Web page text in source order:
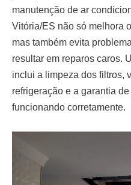
manutenção de ar
Vitória/ES não só melhora
mas também evita
resultar em reparos caros.
inclui a limpeza dos filtros,
refrigeração e a garantia
funcionando corretamente.